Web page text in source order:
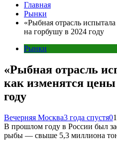
Главная
Рынки
«Рыбная отрасль
на горбушу в 2024 году
Рынки
«Рыбная отрасль
как изменятся
году
Вечерняя Москва3 года спустя0
В прошлом году в России был
рыбы — свыше 5,3 миллиона